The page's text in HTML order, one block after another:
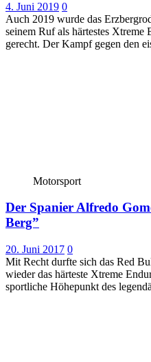
4. Juni 2019 0
Auch 2019 wurde das
seinem Ruf als härtestes
gerecht. Der Kampf gegen den
Motorsport
Der Spanier Alfredo
Berg”
20. Juni 2017 0
Mit Recht durfte sich das Red
wieder das härteste Xtreme
sportliche Höhepunkt des